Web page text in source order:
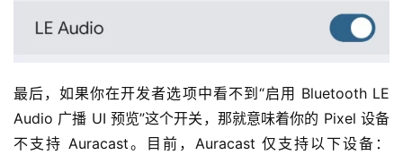
最后，如果你在开发者选项中看不到“启用 Bluetooth LE
Audio 广播 UI 预览”这个开关，那就意味着你的 Pixel 设备
不支持 Auracast。目前，Auracast 仅支持以下设备：